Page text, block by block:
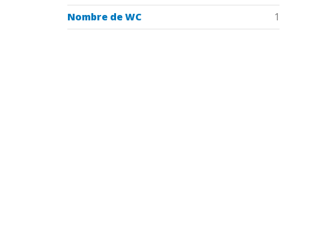
Nombre de WC
1